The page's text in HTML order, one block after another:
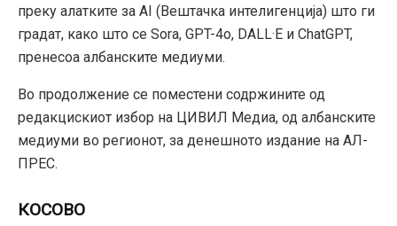
преку алатките за AI (Вештачка интелигенција) што ги
градат, како што се Sora, GPT-4o, DALL·E и ChatGPT,
пренесоа албанските медиуми.
Во продолжение се поместени содржините од
редакцискиот избор на ЦИВИЛ Медиа, од албанските
медиуми во регионот, за денешното издание на АЛ-
ПРЕС.
КОСОВО